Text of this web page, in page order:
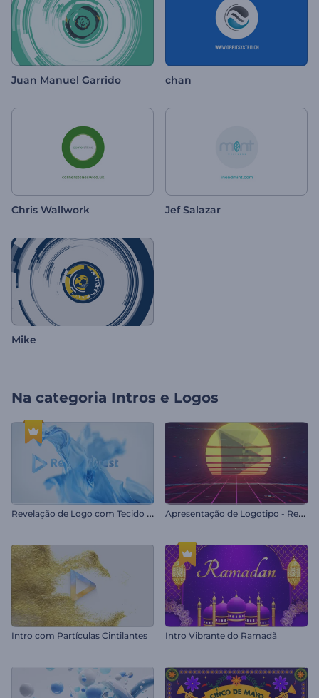
Juan Manuel Garrido chan
Chris Wallwork Jef Salazar
Mike
Na categoria Intros e Logos
R
evelação de Logo com Tecido de Seda A
presentação de Logotipo - Retrô
Intro com Partículas Cintilantes Intro Vibrante do Ramadã